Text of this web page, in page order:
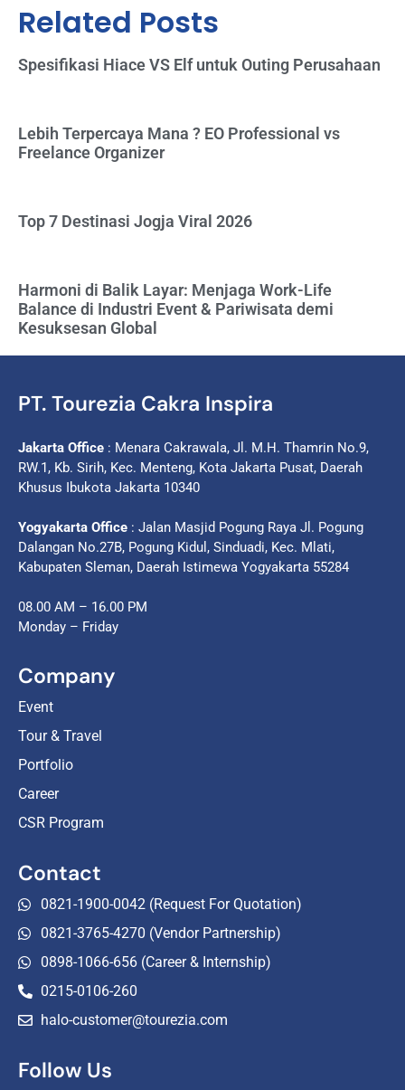
Related Posts
Spesifikasi Hiace VS Elf untuk Outing Perusahaan
Lebih Terpercaya Mana ? EO Professional vs
Freelance Organizer
Top 7 Destinasi Jogja Viral 2026
Harmoni di Balik Layar: Menjaga Work-Life
Balance di Industri Event & Pariwisata demi
Kesuksesan Global
PT. Tourezia Cakra Inspira
Jakarta Office : Menara Cakrawala, Jl. M.H. Thamrin No.9,
RW.1, Kb. Sirih, Kec. Menteng, Kota Jakarta Pusat, Daerah
Khusus Ibukota Jakarta 10340
Yogyakarta Office : Jalan Masjid Pogung Raya Jl. Pogung
Dalangan No.27B, Pogung Kidul, Sinduadi, Kec. Mlati,
Kabupaten Sleman, Daerah Istimewa Yogyakarta 55284
08.00 AM – 16.00 PM
Monday – Friday
Company
Event
Tour & Travel
Portfolio
Career
CSR Program
Contact
0821-1900-0042 (Request For Quotation)
0821-3765-4270 (Vendor Partnership)
0898-1066-656 (Career & Internship)
0215-0106-260
halo-customer@tourezia.com
Follow Us